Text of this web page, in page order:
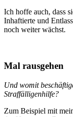
Ich hoffe auch, dass
Inhaftierte und
noch weiter wächst.
Mal rausgehen
Und womit
Straffälligenhilfe?
Zum Beispiel mit